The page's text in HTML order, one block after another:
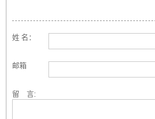
姓 名：
邮箱
留 言: